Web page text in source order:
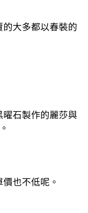
大多都以春裝的
石製作的麗莎與
也不低呢。